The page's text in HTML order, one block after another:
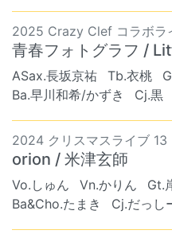
2025 Crazy Clef コラボラ
青春フォトグラフ /
ASax.長坂京祐 Tb.衣桃
Ba.早川和希/かずき
Cj.黒
2024 クリスマスライブ 13
orion / 米津玄師
Vo.しゅん Vn.かりん Gt.
Ba&Cho.たまき
Cj.だっし